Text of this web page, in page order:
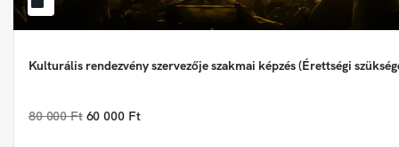
Kulturális rendezvény szervezője szakmai képzés (Érettségi
80 000 Ft 60 000 Ft